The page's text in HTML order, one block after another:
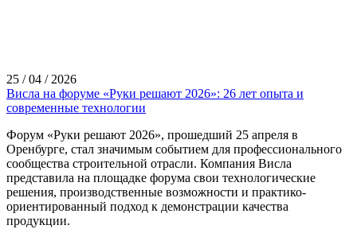
25 / 04 / 2026
Висла на форуме «Руки решают 2026»: 26 лет опыта и
современные технологии
Форум «Руки решают 2026», прошедший 25 апреля в
Оренбурге, стал значимым событием для профессионального
сообщества строительной отрасли. Компания Висла
представила на площадке форума свои технологические
решения, производственные возможности и практико-
ориентированный подход к демонстрации качества
продукции.